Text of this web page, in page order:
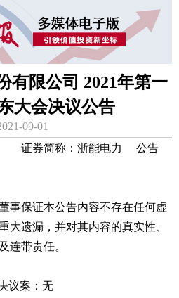
有限公司 2021年第一
大会决议公告
09-01
券简称：浙能电力 公告
保证本公告内容不存在任何虚
大遗漏，并对其内容的真实性、
连带责任。
议案：无